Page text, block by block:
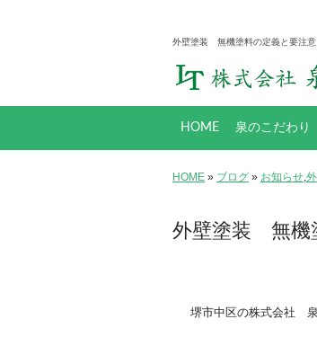
外壁塗装 無機塗料の定義と要注意
HOME 泉のこだわり
HOME » ブログ » お知らせ
外壁塗装 無機
堺市中区の株式会社 泉